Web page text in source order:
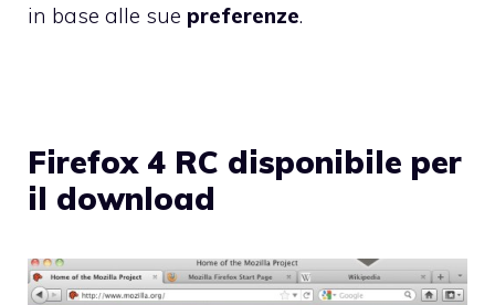
in base alle sue preferenze.
Firefox 4 RC disponibile per
il download